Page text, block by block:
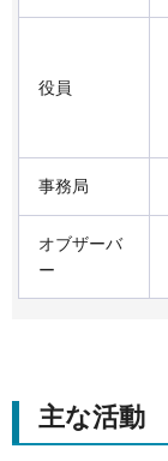
役員
事務局
オブザーバ
ー
主な活動